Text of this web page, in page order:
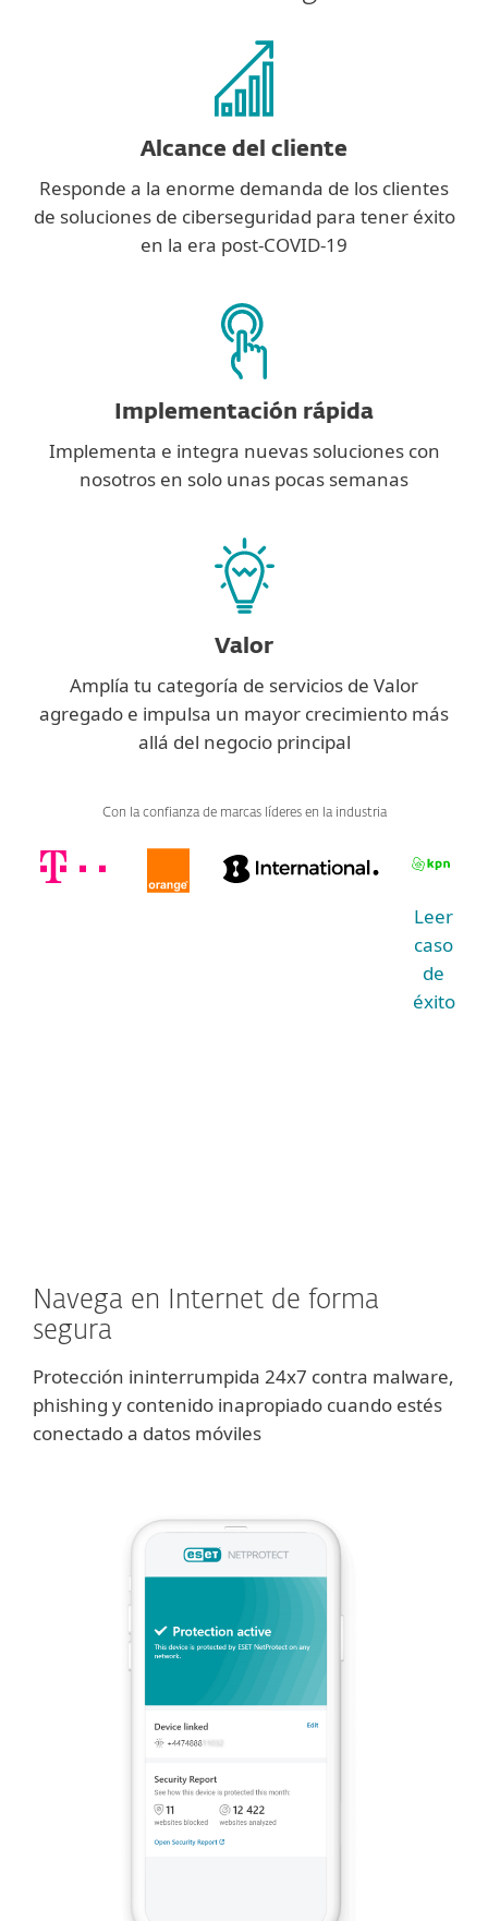
Alcance del cliente
Responde a la enorme demanda de los clientes
de soluciones de ciberseguridad para tener éxito
en la era post-COVID-19
Implementación rápida
Implementa e integra nuevas soluciones con
nosotros en solo unas pocas semanas
Valor
Amplía tu categoría de servicios de Valor
agregado e impulsa un mayor crecimiento más
allá del negocio principal
Con la confianza de marcas líderes en la industria
Leer
caso
de
éxito
Navega en Internet de forma
segura
Protección ininterrumpida 24x7 contra malware,
phishing y contenido inapropiado cuando estés
conectado a datos móviles